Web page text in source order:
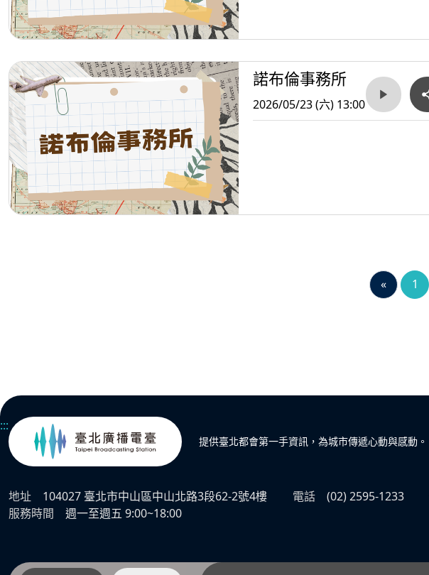
諾布倫事務所
2026/05/23 (六) 13:00
« 1
:::
提供臺北都會第一手資訊，為城市傳遞心動與感動。
地址 104027 臺北市中山區中山北路3段62-2號4樓 電話 (02) 2595-1233
服務時間
週一至週五 9:00~18:00